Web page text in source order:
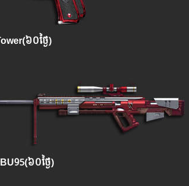
៦០ថ្ងៃ)
៦០ថ្ងៃ)